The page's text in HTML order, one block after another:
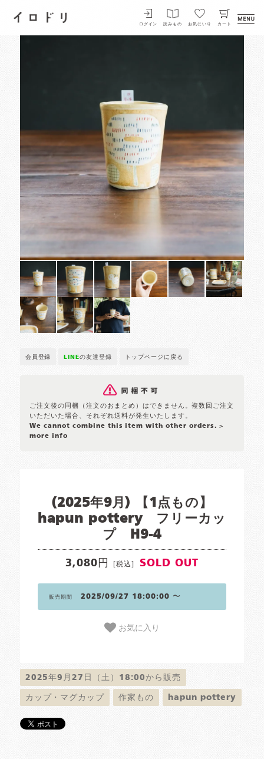
イロドリ
ログイン 読みもの お気にいり カート
会員登録 LINEの友達登録 トップページに戻る
ご注文後の同梱（注文のおまとめ）はできません。複数回ご注文
いただいた場合、それぞれ送料が発生いたします。
We cannot combine this item with other orders. >
more info
(2025年9月) 【1点もの】
hapun pottery フリーカッ
プ H9-4
3,080円 [税込] SOLD OUT
販売期間 2025/09/27 18:00:00 〜
お気に入り
2025年9月27日（土）18:00から販売
カップ・マグカップ 作家もの hapun pottery